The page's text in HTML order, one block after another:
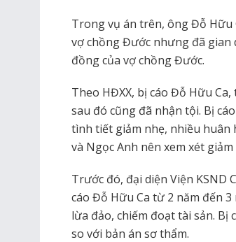
Trong vụ án trên, ông Đỗ Hữu
vợ chồng Đước nhưng đã gian
đồng của vợ chồng Đước.
Theo HĐXX, bị cáo Đỗ Hữu
sau đó cũng đã nhận tội. Bị
tình tiết giảm nhẹ, nhiều huân
và Ngọc Anh nên xem xét
Trước đó, đại diện Viện KSND
cáo Đỗ Hữu Ca từ 2 năm đến
lừa đảo, chiếm đoạt tài sản.
so với bản án sơ thẩm.